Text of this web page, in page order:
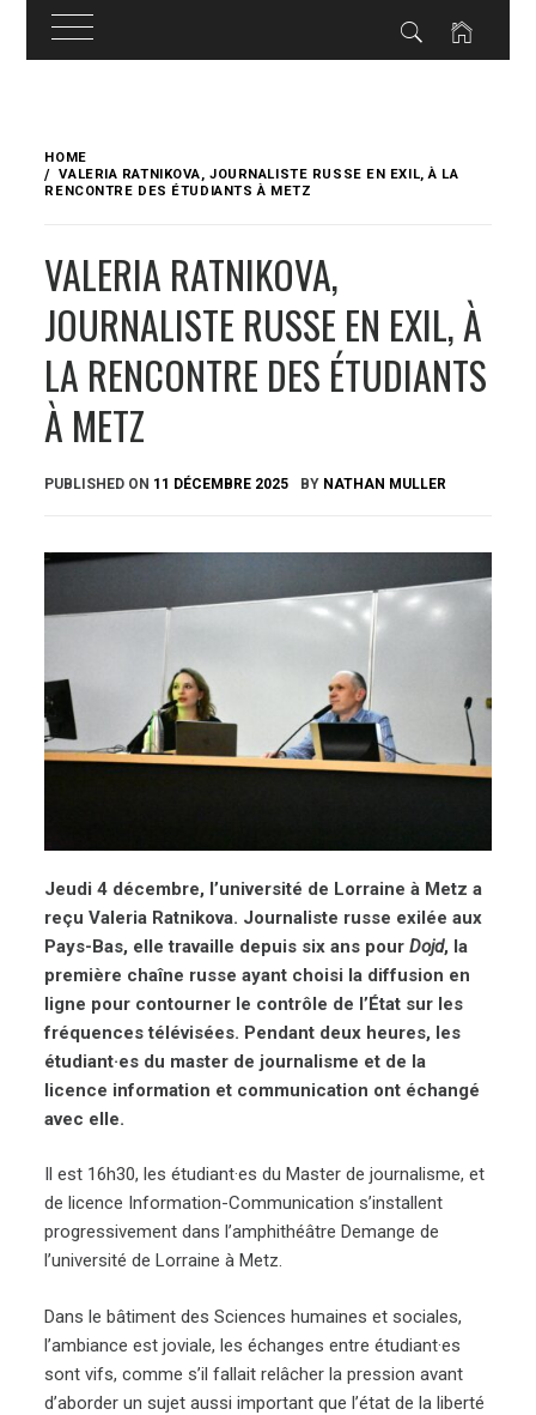
content
HOME
VALERIA RATNIKOVA, JOURNALISTE RUSSE EN EXIL, À LA
RENCONTRE DES ÉTUDIANTS À METZ
VALERIA RATNIKOVA,
JOURNALISTE RUSSE EN EXIL, À
LA RENCONTRE DES ÉTUDIANTS
À METZ
PUBLISHED ON 11 DÉCEMBRE 2025 BY NATHAN MULLER
Jeudi 4 décembre, l’université de Lorraine à Metz a
reçu Valeria Ratnikova. Journaliste russe exilée aux
Pays-Bas, elle travaille depuis six ans pourDojd, la
première chaîne russe ayant choisi la diffusion en
ligne pour contourner le contrôle de l’État sur les
fréquences télévisées. Pendant deux heures, les
étudiant·es du master de journalisme et de la
licence information et communication ont échangé
avec elle.
Il est 16h30, les étudiant·es du Master de journalisme, et
de licence Information-Communication s’installent
progressivement dans l’amphithéâtre Demange de
l’université de Lorraine à Metz.
Dans le bâtiment des Sciences humaines et sociales,
l’ambiance est joviale, les échanges entre étudiant·es
sont vifs, comme s’il fallait relâcher la pression avant
d’aborder un sujet aussi important que l’état de la liberté